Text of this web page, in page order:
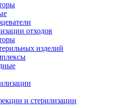
отходов
изделий
и стерилизации